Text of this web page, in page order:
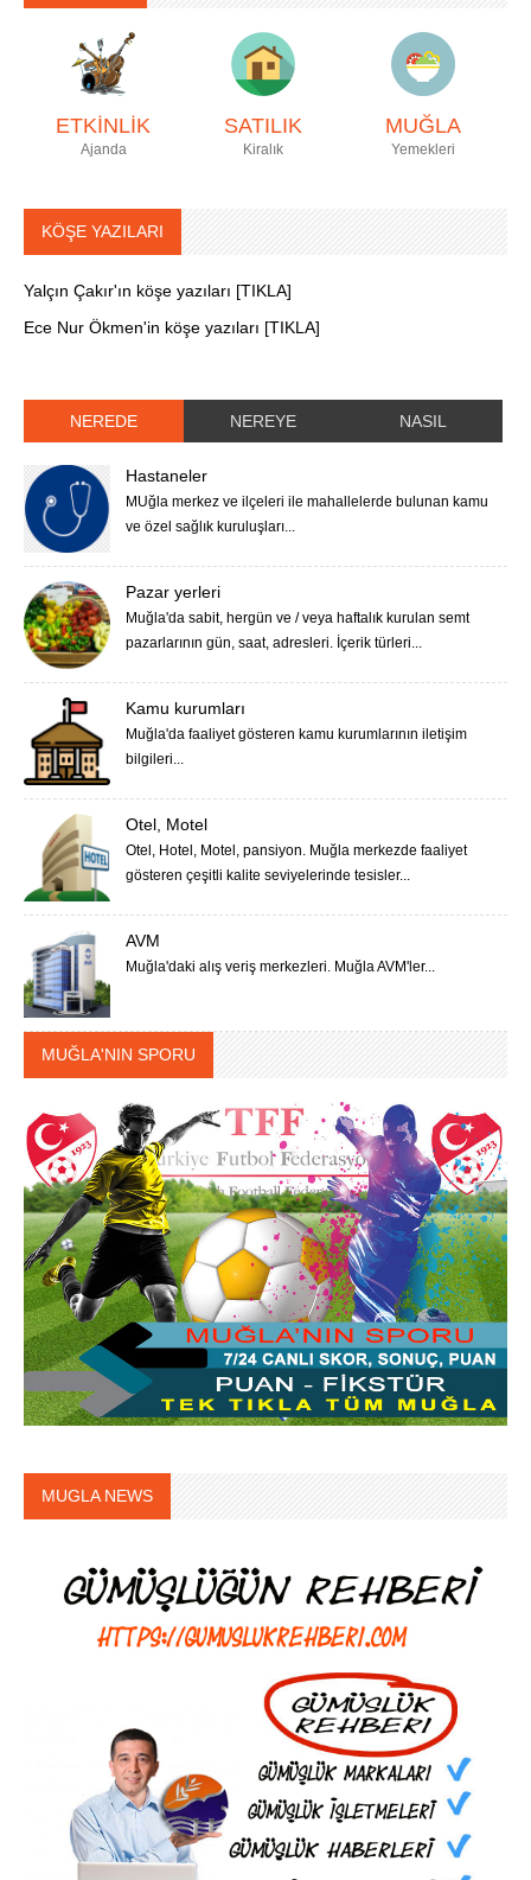
ETKİNLİK
Ajanda
SATILIK
Kiralık
MUĞLA
Yemekleri
KÖŞE YAZILARI
Yalçın Çakır'ın köşe yazıları [TIKLA]
Ece Nur Ökmen'in köşe yazıları [TIKLA]
NEREDE NEREYE NASIL
Hastaneler
MUğla merkez ve ilçeleri ile mahallelerde bulunan kamu
ve özel sağlık kuruluşları...
Pazar yerleri
Muğla'da sabit, hergün ve / veya haftalık kurulan semt
pazarlarının gün, saat, adresleri. İçerik türleri...
Kamu kurumları
Muğla'da faaliyet gösteren kamu kurumlarının iletişim
bilgileri...
Otel, Motel
Otel, Hotel, Motel, pansiyon. Muğla merkezde faaliyet
gösteren çeşitli kalite seviyelerinde tesisler...
AVM
Muğla'daki alış veriş merkezleri. Muğla AVM'ler...
MUĞLA'NIN SPORU
MUGLA NEWS